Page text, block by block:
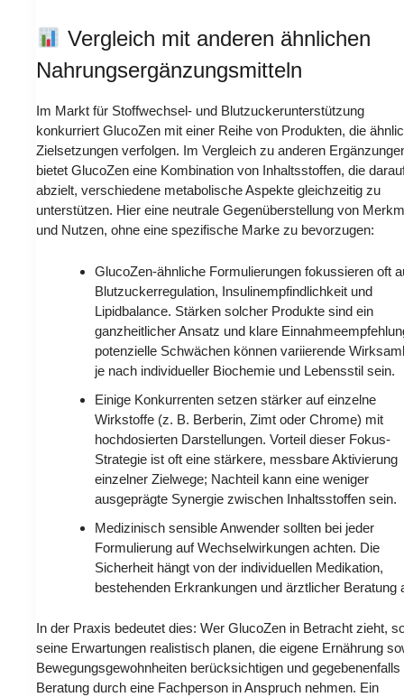
Vergleich mit anderen ähnlichen
Nahrungsergänzungsmitteln
Im Markt für Stoffwechsel- und Blutzuckerunterstützung
konkurriert GlucoZen mit einer Reihe von Produkten, die
Zielsetzungen verfolgen. Im Vergleich zu anderen
bietet GlucoZen eine Kombination von Inhaltsstoffen, die
abzielt, verschiedene metabolische Aspekte gleichzeitig zu
unterstützen. Hier eine neutrale Gegenüberstellung von
und Nutzen, ohne eine spezifische Marke zu bevorzugen:
GlucoZen-ähnliche Formulierungen fokussieren oft
Blutzuckerregulation, Insulinempfindlichkeit und
Lipidbalance. Stärken solcher Produkte sind ein
ganzheitlicher Ansatz und klare
potenzielle Schwächen können variierende
je nach individueller Biochemie und Lebensstil sein.
Einige Konkurrenten setzen stärker auf einzelne
Wirkstoffe (z. B. Berberin, Zimt oder Chrome) mit
hochdosierten Darstellungen. Vorteil dieser Fokus-
Strategie ist oft eine stärkere, messbare Aktivierung
einzelner Zielwege; Nachteil kann eine weniger
ausgeprägte Synergie zwischen Inhaltsstoffen sein.
Medizinisch sensible Anwender sollten bei jeder
Formulierung auf Wechselwirkungen achten. Die
Sicherheit hängt von der individuellen Medikation,
bestehenden Erkrankungen und ärztlicher Beratung
In der Praxis bedeutet dies: Wer GlucoZen in Betracht zieht,
seine Erwartungen realistisch planen, die eigene Ernährung
Bewegungsgewohnheiten berücksichtigen und gegebenenfalls
Beratung durch eine Fachperson in Anspruch nehmen. Ein